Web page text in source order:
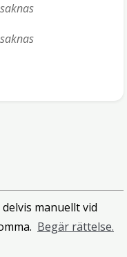
manuellt vid
Begär rättelse.